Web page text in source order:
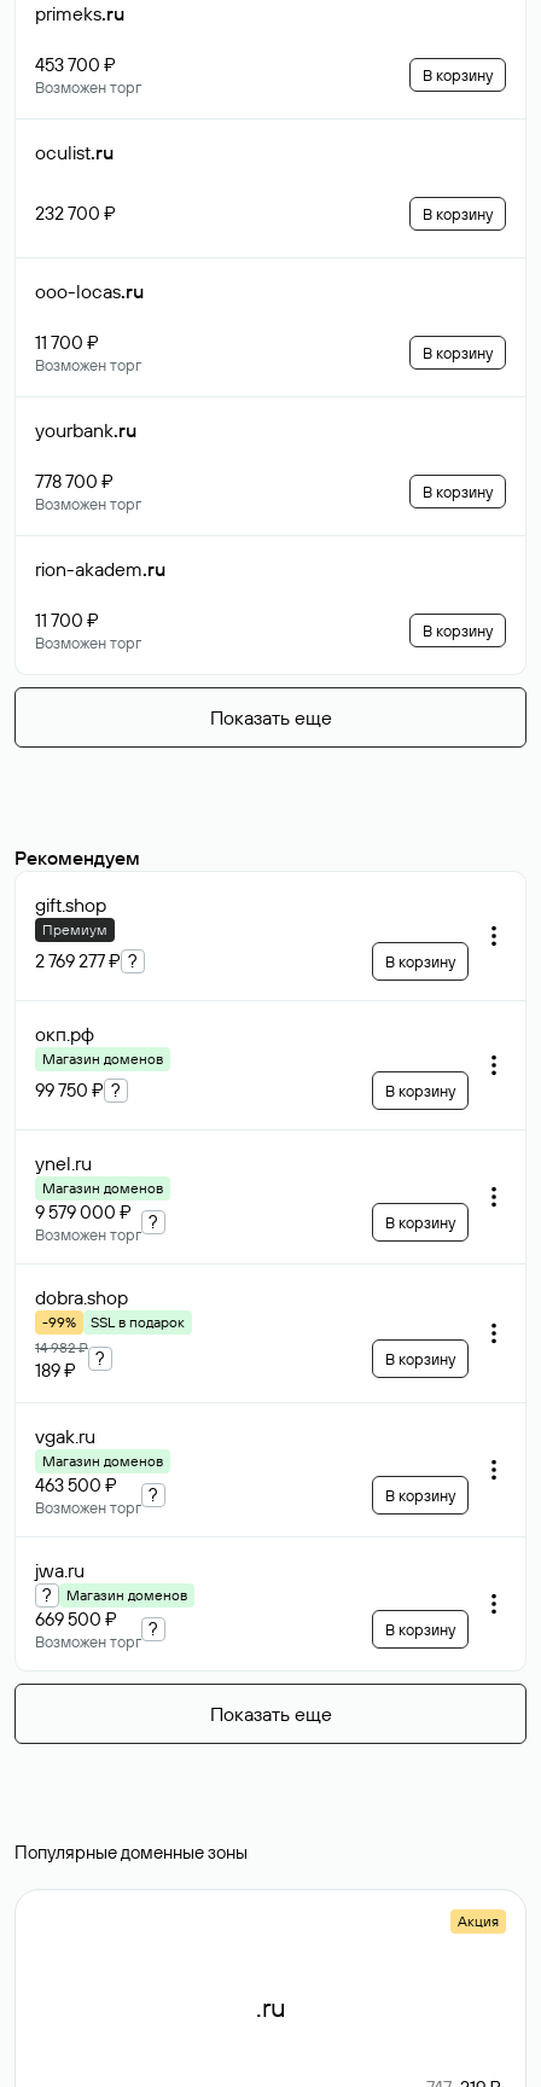
primeks.ru
453 700 ₽
Возможен торг
В корзину
oculist.ru
232 700 ₽ В корзину
ooo-locas.ru
11 700 ₽
Возможен торг
В корзину
yourbank.ru
778 700 ₽
Возможен торг
В корзину
rion-akadem.ru
11 700 ₽
Возможен торг
В корзину
Показать еще
Рекомендуем
gift.shop
Премиум
2 769 277 ₽ ? В корзину
окп.рф
Магазин доменов
99 750 ₽ ? В корзину
ynel.ru
Магазин доменов
9 579 000 ₽
Возможен торг
? В корзину
dobra.shop
-99%
SSL в подарок
14 982 ₽
189 ₽
? В корзину
vgak.ru
Магазин доменов
463 500 ₽
Возможен торг
? В корзину
jwa.ru
? Магазин доменов
669 500 ₽
Возможен торг
? В корзину
Показать еще
Популярные доменные зоны
Акция
.ru